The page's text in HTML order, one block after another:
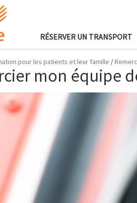
RÉSERVER UN TRANSPORT
pour les patients et leur famille /
mon équipe